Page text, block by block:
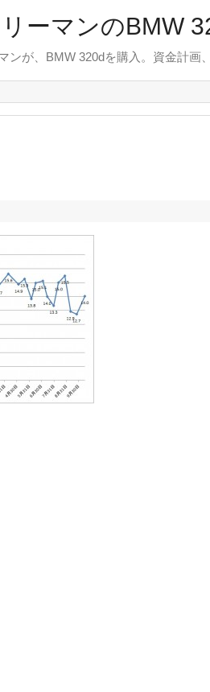
ーマンのBMW
ンが、BMW 320dを購入。資金計画